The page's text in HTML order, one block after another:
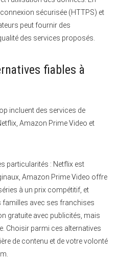
sécurisée (HTTPS) et
peut fournir des
des services proposés.
fiables à
incluent des services de
Amazon Prime Video et
particularités : Netflix est
Amazon Prime Video offre
à un prix compétitif, et
familles avec ses franchises
gratuite avec publicités, mais
Choisir parmi ces alternatives
de contenu et de votre volonté